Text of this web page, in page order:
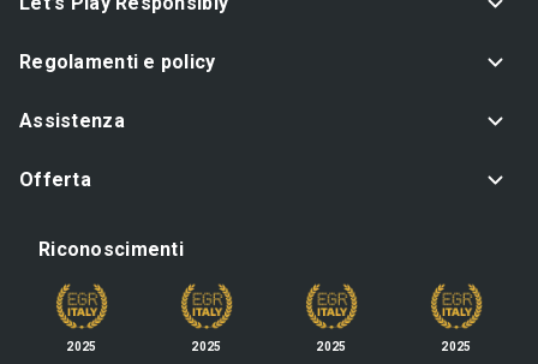
Regolamenti e policy
Assistenza
Offerta
Riconoscimenti
2025 2025 2025 2025